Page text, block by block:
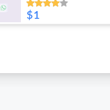
#GN010
$1